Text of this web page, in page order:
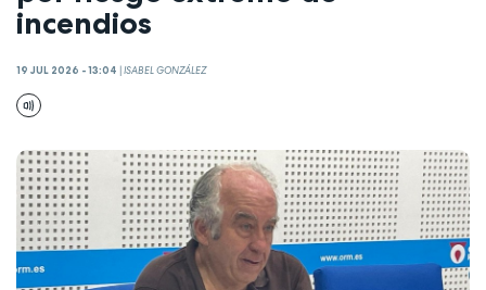
incendios
19 JUL 2026 - 13:04 ISABEL GONZÁLEZ